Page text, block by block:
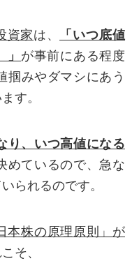
からオプトアウト
policies/privacy/a
ります。変更後の
は本Webサイトに
のとします。
変更は、変更前に
用に影響を及ぼす
資家は、
「いつ底値
が事前にある程度
掴みやダマシにあう
す。
り、いつ高値になる
めているので、急な
られるのです。
本株の原理原則」が
そ、